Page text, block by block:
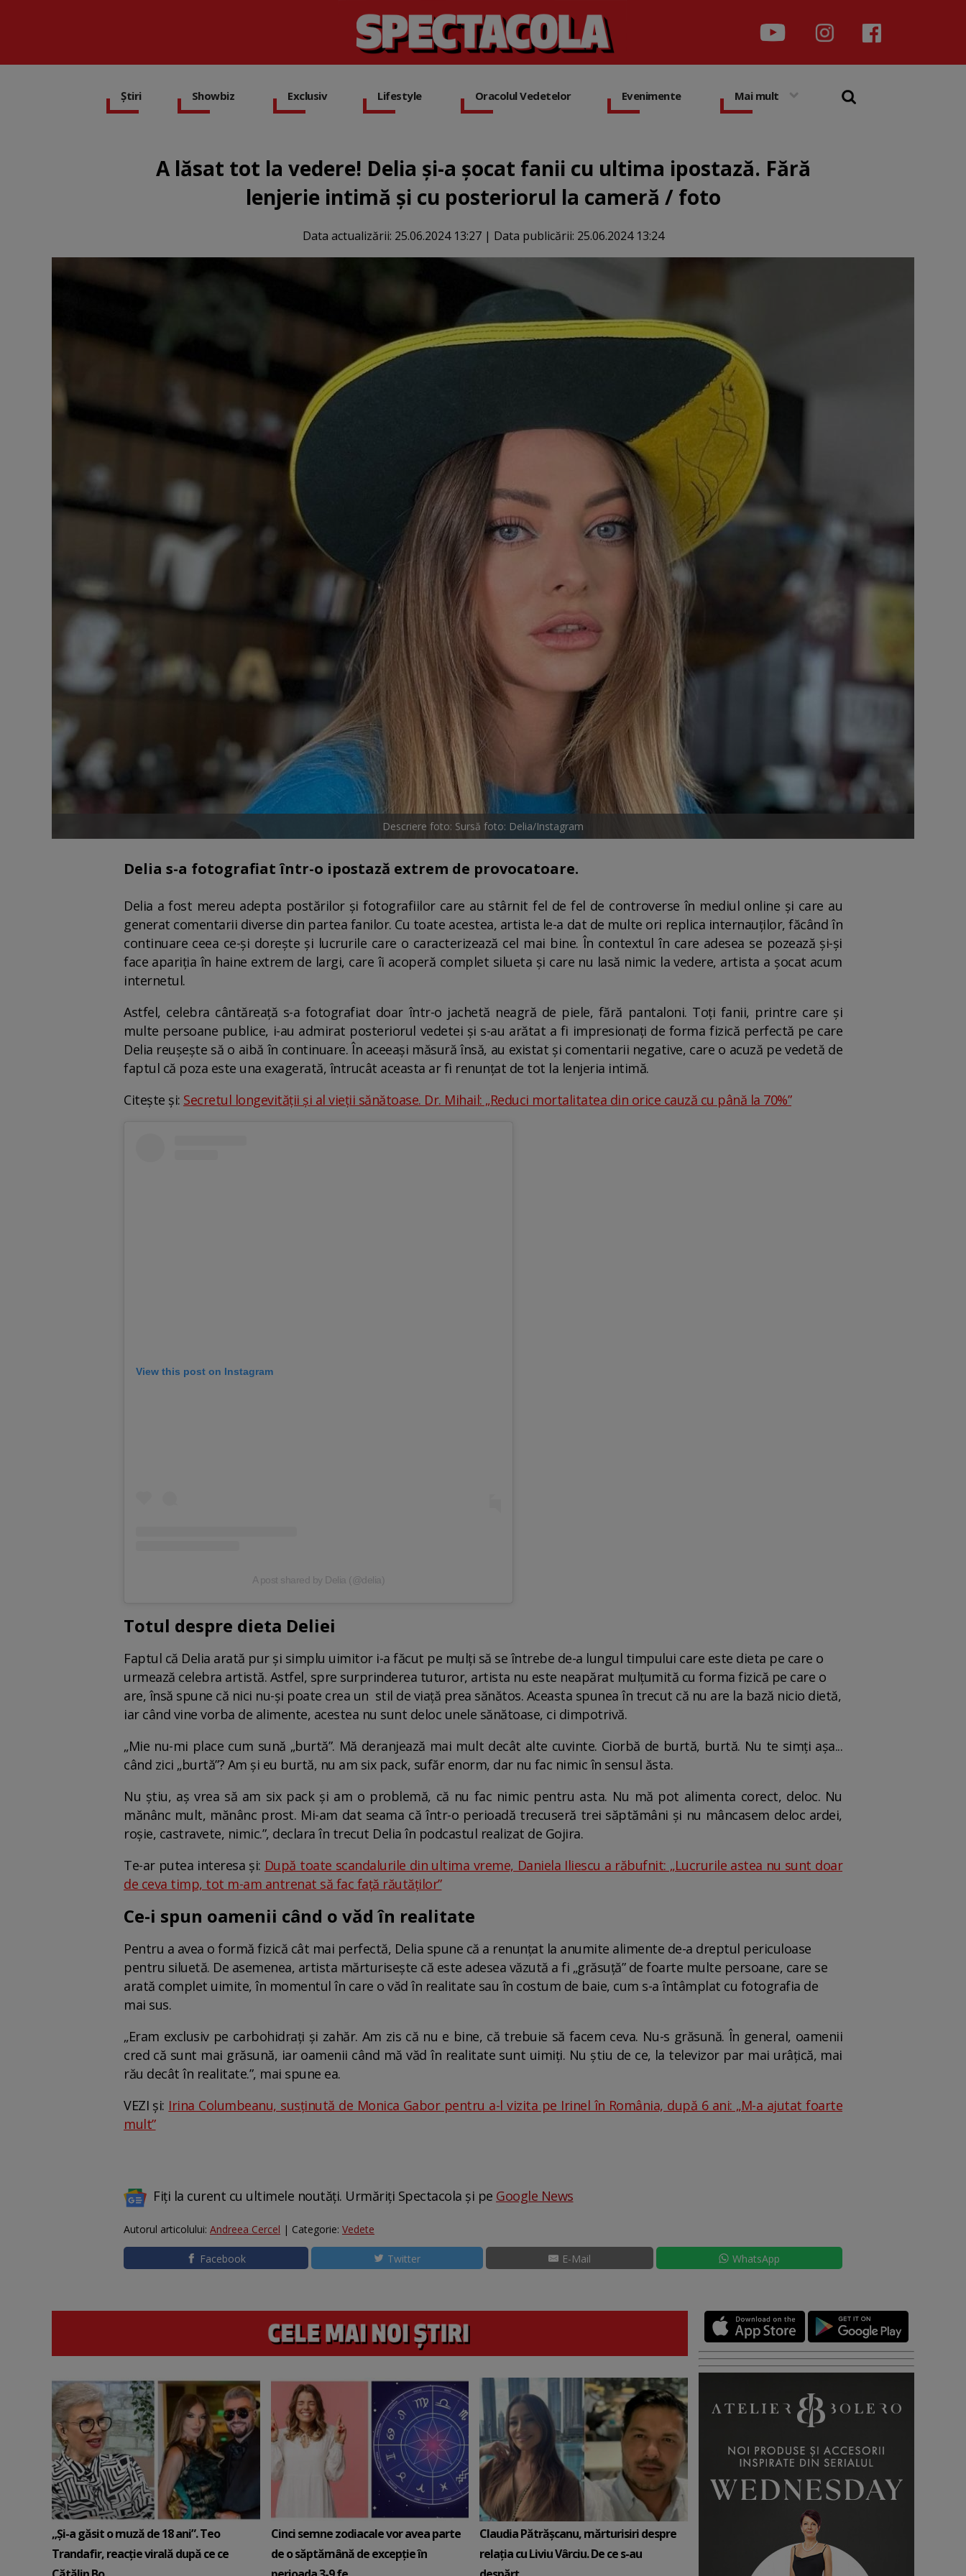
Știri Showbiz Exclusiv Lifestyle Oracolul Vedetelor Evenimente Mai mult
A lăsat tot la vedere! Delia și-a șocat fanii cu ultima ipostază. Fără
lenjerie intimă și cu posteriorul la cameră / foto
Data actualizării: 25.06.2024 13:27 | Data publicării: 25.06.2024 13:24
Descriere foto: Sursă foto: Delia/Instagram
Delia s-a fotografiat într-o ipostază extrem de provocatoare.
Delia a fost mereu adepta postărilor și fotografiilor care au stârnit fel de fel de controverse în mediul online și care au
generat comentarii diverse din partea fanilor. Cu toate acestea, artista le-a dat de multe ori replica internauților, făcând în
continuare ceea ce-și dorește și lucrurile care o caracterizează cel mai bine. În contextul în care adesea se pozează și-și
face apariția în haine extrem de largi, care îi acoperă complet silueta și care nu lasă nimic la vedere, artista a șocat acum
internetul.
Astfel, celebra cântăreață s-a fotografiat doar într-o jachetă neagră de piele, fără pantaloni. Toți fanii, printre care și
multe persoane publice, i-au admirat posteriorul vedetei și s-au arătat a fi impresionați de forma fizică perfectă pe care
Delia reușește să o aibă în continuare. În aceeași măsură însă, au existat și comentarii negative, care o acuză pe vedetă de
faptul că poza este una exagerată, întrucât aceasta ar fi renunțat de tot la lenjeria intimă.
Citește și: Secretul longevității și al vieții sănătoase. Dr. Mihail: „Reduci mortalitatea din orice cauză cu până la 70%”
View this post on Instagram
A post shared by Delia (@delia)
Totul despre dieta Deliei
Faptul că Delia arată pur și simplu uimitor i-a făcut pe mulți să se întrebe de-a lungul timpului care este dieta pe care o
urmează celebra artistă. Astfel, spre surprinderea tuturor, artista nu este neapărat mulțumită cu forma fizică pe care o
are, însă spune că nici nu-și poate crea un stil de viață prea sănătos. Aceasta spunea în trecut că nu are la bază nicio dietă,
iar când vine vorba de alimente, acestea nu sunt deloc unele sănătoase, ci dimpotrivă.
„Mie nu-mi place cum sună „burtă”. Mă deranjează mai mult decât alte cuvinte. Ciorbă de burtă, burtă. Nu te simți așa...
când zici „burtă”? Am și eu burtă, nu am six pack, sufăr enorm, dar nu fac nimic în sensul ăsta.
Nu știu, aș vrea să am six pack și am o problemă, că nu fac nimic pentru asta. Nu mă pot alimenta corect, deloc. Nu
mănânc mult, mănânc prost. Mi-am dat seama că într-o perioadă trecuseră trei săptămâni și nu mâncasem deloc ardei,
roșie, castravete, nimic.”, declara în trecut Delia în podcastul realizat de Gojira.
Te-ar putea interesa și: După toate scandalurile din ultima vreme, Daniela Iliescu a răbufnit: „Lucrurile astea nu sunt doar
de ceva timp, tot m-am antrenat să fac față răutăților”
Ce-i spun oamenii când o văd în realitate
Pentru a avea o formă fizică cât mai perfectă, Delia spune că a renunțat la anumite alimente de-a dreptul periculoase
pentru siluetă. De asemenea, artista mărturisește că este adesea văzută a fi „grăsuță” de foarte multe persoane, care se
arată complet uimite, în momentul în care o văd în realitate sau în costum de baie, cum s-a întâmplat cu fotografia de
mai sus.
„Eram exclusiv pe carbohidrați și zahăr. Am zis că nu e bine, că trebuie să facem ceva. Nu-s grăsună. În general, oamenii
cred că sunt mai grăsună, iar oamenii când mă văd în realitate sunt uimiți. Nu știu de ce, la televizor par mai urâțică, mai
rău decât în realitate.”, mai spune ea.
VEZI și: Irina Columbeanu, susținută de Monica Gabor pentru a-l vizita pe Irinel în România, după 6 ani: „M-a ajutat foarte
mult”
Fiți la curent cu ultimele noutăți. Urmăriți Spectacola și pe Google News
Autorul articolului: Andreea Cercel | Categorie: Vedete
Facebook Twitter E-Mail WhatsApp
„Și-a găsit o muză de 18 ani”. Teo
Trandafir, reacție virală după ce ce
Cinci semne zodiacale vor avea parte
de o săptămână de excepție în
Claudia Pătrășcanu, mărturisiri despre
relația cu Liviu Vârciu. De ce s-au